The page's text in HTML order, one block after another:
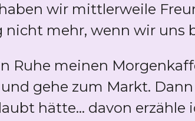
wir mittlerweile
nicht mehr, wenn wir uns
Ruhe meinen
gehe zum Markt.
hätte... davon erzähle